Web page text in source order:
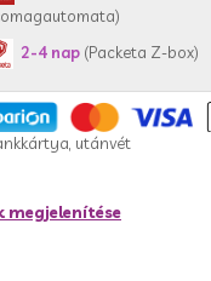
2-4 nap (Packeta Z-box)
utánvét